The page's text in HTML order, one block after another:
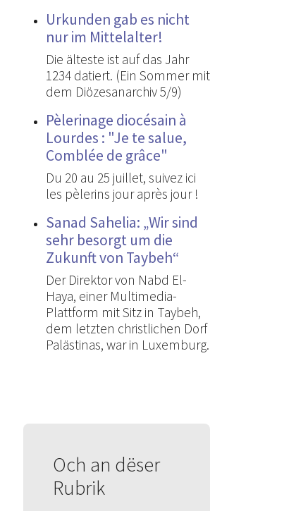
Urkunden gab es nicht
nur im Mittelalter!
Die älteste ist auf das Jahr
1234 datiert. (Ein Sommer mit
dem Diözesanarchiv 5/9)
Pèlerinage diocésain à
Lourdes : "Je te salue,
Comblée de grâce"
Du 20 au 25 juillet, suivez ici
les pèlerins jour après jour !
Sanad Sahelia: „Wir sind
sehr besorgt um die
Zukunft von Taybeh“
Der Direktor von Nabd El-
Haya, einer Multimedia-
Plattform mit Sitz in Taybeh,
dem letzten christlichen Dorf
Palästinas, war in Luxemburg.
Och an dëser
Rubrik